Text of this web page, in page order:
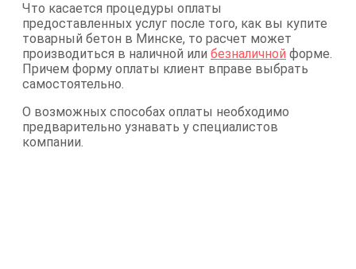
Что касается процедуры оплаты
предоставленных услуг после того, как вы купите
товарный бетон в Минске, то расчет может
производиться в наличной или безналичной форме.
Причем форму оплаты клиент вправе выбрать
самостоятельно.
О возможных способах оплаты необходимо
предварительно узнавать у специалистов
компании.